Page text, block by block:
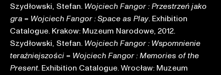
Szydłowski, Stefan. Wojciech Fangor : Przestrzeń jako
gra = Wojciech Fangor : Space as Play. Exhibition
Catalogue. Krakow: Muzeum Narodowe, 2012.
Szydłowski, Stefan. Wojciech Fangor : Wspomnienie
teraźniejszości = Wojciech Fangor : Memories of the
Present. Exhibition Catalogue. Wrocław: Muzeum